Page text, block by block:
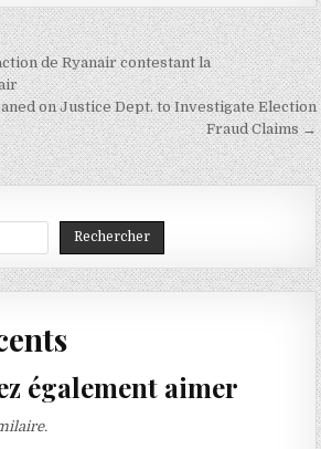
de Ryanair contestant la
on Justice Dept. to Investigate Election
Fraud Claims →
Rechercher
également aimer